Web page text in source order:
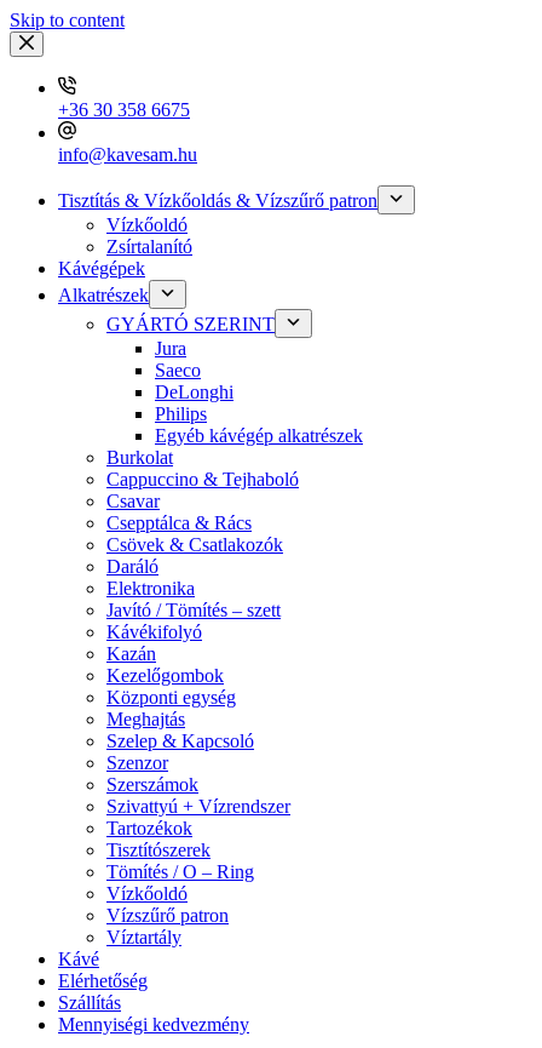
Skip to content
+36 30 358 6675
info@kavesam.hu
Tisztítás & Vízkőoldás & Vízszűrő patron
Vízkőoldó
Zsírtalanító
Kávégépek
Alkatrészek
GYÁRTÓ SZERINT
Jura
Saeco
DeLonghi
Philips
Egyéb kávégép alkatrészek
Burkolat
Cappuccino & Tejhaboló
Csavar
Csepptálca & Rács
Csövek & Csatlakozók
Daráló
Elektronika
Javító / Tömítés – szett
Kávékifolyó
Kazán
Kezelőgombok
Központi egység
Meghajtás
Szelep & Kapcsoló
Szenzor
Szerszámok
Szivattyú + Vízrendszer
Tartozékok
Tisztítószerek
Tömítés / O – Ring
Vízkőoldó
Vízszűrő patron
Víztartály
Kávé
Elérhetőség
Szállítás
Mennyiségi kedvezmény